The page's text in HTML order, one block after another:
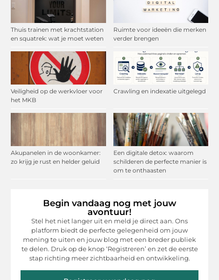
Thuis trainen met krachtstation
en squatrek: wat je moet weten
Ruimte voor ideeën die merken
verder brengen
Veiligheid op de werkvloer voor
het MKB
Crawling en indexatie uitgelegd
Akupanelen in de woonkamer:
zo krijg je rust en helder geluid
Een digitale detox: waarom
schilderen de perfecte manier is
om te onthaasten
Begin vandaag nog met jouw
avontuur!
Stel het niet langer uit en meld je direct aan. Ons
platform biedt de perfecte gelegenheid om jouw
mening te uiten en jouw blog met een breder publiek
te delen. Druk op de knop ‘Registreren’ en zet de eerste
stap richting meer zichtbaarheid en ontwikkeling.